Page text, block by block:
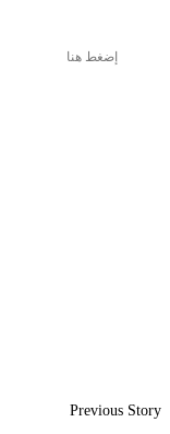
إضغط هنا
Previous Story